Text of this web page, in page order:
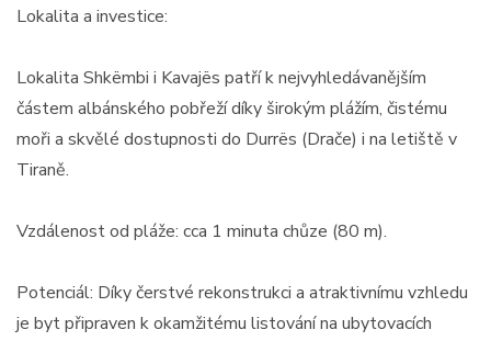
Lokalita a investice:
Lokalita Shkëmbi i Kavajës patří k nejvyhledávanějším
částem albánského pobřeží díky širokým plážím, čistému
moři a skvělé dostupnosti do Durrës (Drače) i na letiště v
Tiraně.
Vzdálenost od pláže: cca 1 minuta chůze (80 m).
Potenciál: Díky čerstvé rekonstrukci a atraktivnímu vzhledu
je byt připraven k okamžitému listování na ubytovacích